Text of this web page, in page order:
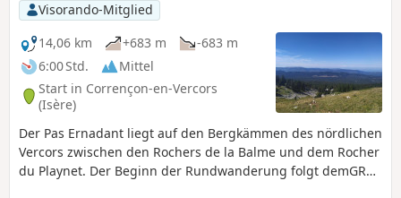
Visorando-Mitglied
14,06 km
+683 m
-683 m
6:00 Std.
Mittel
Start in Corrençon-en-Vercors
(Isère)
Der Pas Ernadant liegt auf den Bergkämmen des nördlichen
Vercors zwischen den Rochers de la Balme und dem Rocher
du Playnet. Der Beginn der Rundwanderung folgt demGR®